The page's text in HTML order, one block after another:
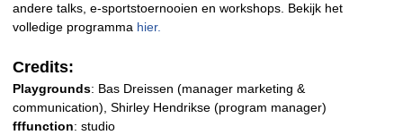
andere talks, e-sportstoernooien en workshops. Bekijk het
volledige programma hier.
Credits:
Playgrounds: Bas Dreissen (manager marketing &
communication), Shirley Hendrikse (program manager)
fffunction: studio